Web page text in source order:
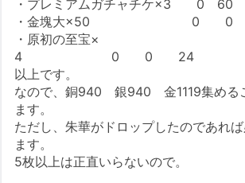
・プレミアムガチャチケ×3 0
・金塊大×50 0 0
・原初の至宝×
4 0 0 24
以上です。
なので、銅940 銀940 金1119集める
ます。
ただし、朱華がドロップしたのであれ
ます。
5枚以上は正直いらないので。